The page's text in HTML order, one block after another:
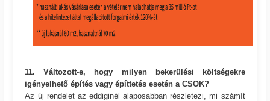
11. Változott-e, hogy milyen bekerülési költségekre
igényelhető építés vagy építtetés esetén a CSOK?
Az új rendelet az eddiginél alaposabban részletezi, mi számít